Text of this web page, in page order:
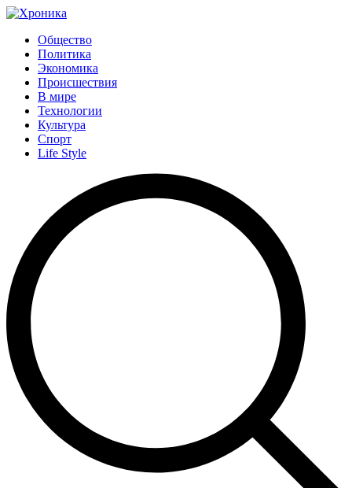
Общество
Политика
Экономика
Происшествия
В мире
Технологии
Культура
Спорт
Life Style